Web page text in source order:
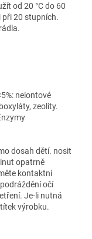
od 20 °C do 60
při 20 stupních.
neiontové
zeolity.
dosah dětí. nosit
opatrně
kontaktní
očí
Je-li nutná
výrobku.